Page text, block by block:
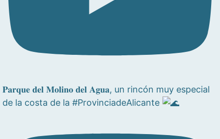
𝐏𝐚𝐫𝐪𝐮𝐞 𝐝𝐞𝐥 𝐌𝐨𝐥𝐢𝐧𝐨 𝐝𝐞𝐥 𝐀𝐠𝐮𝐚, un rincón muy especial
de la costa de la #ProvinciadeAlicante